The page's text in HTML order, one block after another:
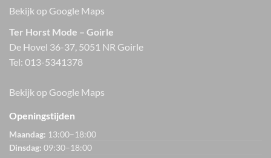
Bekijk op Google Maps
Ter Horst Mode – Goirle
De Hovel 36-37, 5051 NR Goirle
Tel: 013-5341378
Bekijk op Google Maps
Openingstijden
Maandag: 13:00–18:00
Dinsdag: 09:30–18:00